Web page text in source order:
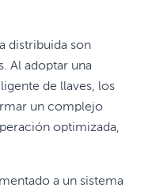
distribuida son
Al adoptar una
de llaves, los
un complejo
optimizada,
a un sistema